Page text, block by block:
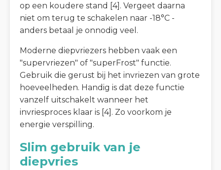
op een koudere stand [4]. Vergeet daarna
niet om terug te schakelen naar -18°C -
anders betaal je onnodig veel.
Moderne diepvriezers hebben vaak een
"supervriezen" of "superFrost" functie.
Gebruik die gerust bij het invriezen van grote
hoeveelheden. Handig is dat deze functie
vanzelf uitschakelt wanneer het
invriesproces klaar is [4]. Zo voorkom je
energie verspilling.
Slim gebruik van je
diepvries